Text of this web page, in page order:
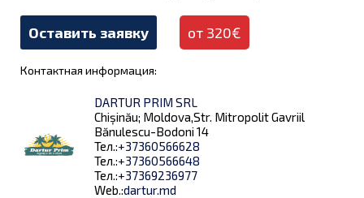
Оставить заявку от 320€
Контактная информация:
DARTUR PRIM SRL
Chișinău; Moldova,Str. Mitropolit Gavriil
Bănulescu-Bodoni 14
Тел.:+37360566628
Тел.:+37360566648
Тел.:+37369236977
Web.:dartur.md